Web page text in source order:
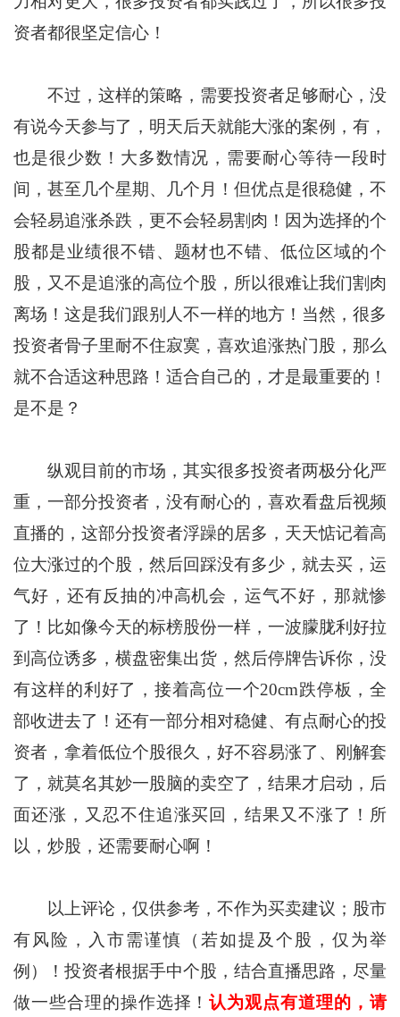
资者都很坚定信心！
不过，这样的策略，需要投资者足够耐心，没
有说今天参与了，明天后天就能大涨的案例，有，
也是很少数！大多数情况，需要耐心等待一段时
间，甚至几个星期、几个月！但优点是很稳健，不
会轻易追涨杀跌，更不会轻易割肉！因为选择的个
股都是业绩很不错、题材也不错、低位区域的个
股，又不是追涨的高位个股，所以很难让我们割肉
离场！这是我们跟别人不一样的地方！当然，很多
投资者骨子里耐不住寂寞，喜欢追涨热门股，那么
就不合适这种思路！适合自己的，才是最重要的！
是不是？
纵观目前的市场，其实很多投资者两极分化严
重，一部分投资者，没有耐心的，喜欢看盘后视频
直播的，这部分投资者浮躁的居多，天天惦记着高
位大涨过的个股，然后回踩没有多少，就去买，运
气好，还有反抽的冲高机会，运气不好，那就惨
了！比如像今天的标榜股份一样，一波朦胧利好拉
到高位诱多，横盘密集出货，然后停牌告诉你，没
有这样的利好了，接着高位一个20cm跌停板，全
部收进去了！还有一部分相对稳健、有点耐心的投
资者，拿着低位个股很久，好不容易涨了、刚解套
了，就莫名其妙一股脑的卖空了，结果才启动，后
面还涨，又忍不住追涨买回，结果又不涨了！所
以，炒股，还需要耐心啊！
以上评论，仅供参考，不作为买卖建议；股市
有风险，入市需谨慎（若如提及个股，仅为举
例）！投资者根据手中个股，结合直播思路，尽量
做一些合理的操作选择！认为观点有道理的，请